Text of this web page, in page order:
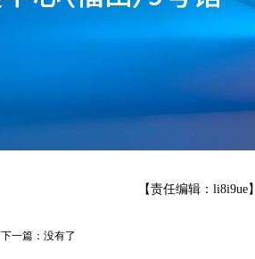
【责任编辑：li8i9ue】
下一篇：没有了